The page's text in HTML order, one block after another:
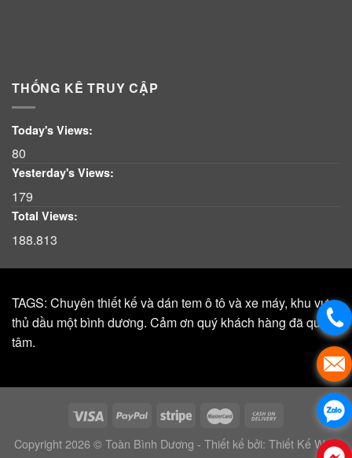
THỐNG KÊ TRUY CẬP
Today's Views:
80
Yesterday's Views:
179
Total Views:
188.813
TAGS: Chuyên thiết kế và dán tem ô tô và xe máy, khu vực,
thủ dầu một bình dương. Cảm ơn quý khách hàng đã quan
tâm.
Copyright 2026 © Toàn Bình Dương - Thiết kế bởi: Thiết Kế Web